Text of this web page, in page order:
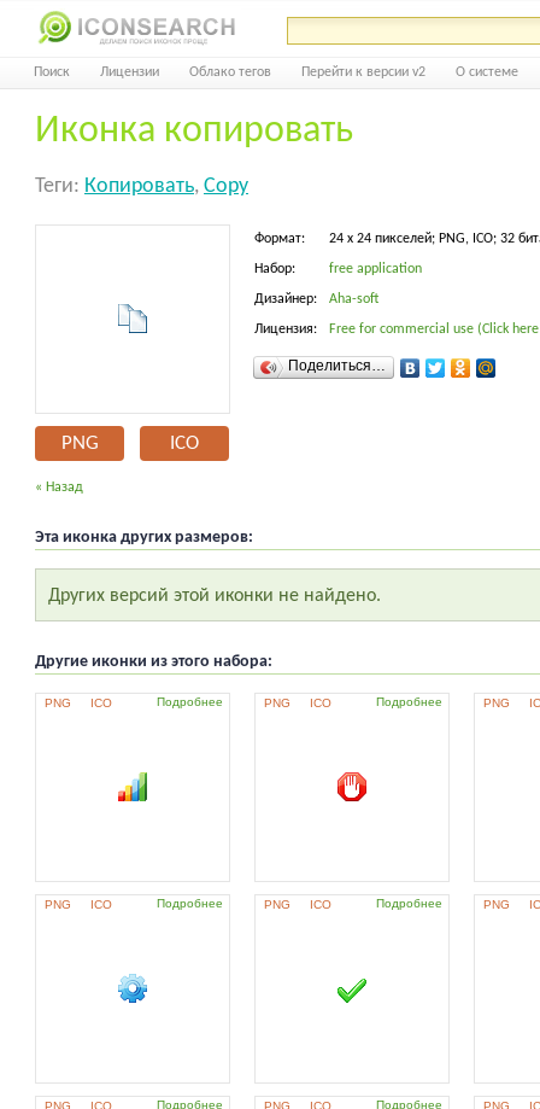
Поиск Лицензии Облако тегов Перейти к версии v2 О системе
Иконка копировать
Теги: Копировать, Copy
PNG ICO
Формат: 24 x 24 пикселей; PNG, ICO; 32
Набор: free application
Дизайнер: Aha-soft
Лицензия: Free for commercial use (Click
Поделиться…
« Назад
Эта иконка других размеров:
Других версий этой иконки не найдено.
Другие иконки из этого набора:
PNG ICO Подробнее PNG ICO Подробнее PNG
PNG ICO Подробнее PNG ICO Подробнее PNG
PNG ICO Подробнее PNG ICO Подробнее PNG